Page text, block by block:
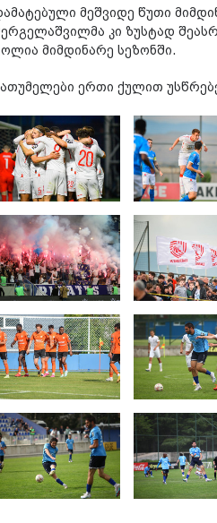
მეშვიდე წუთი
კი ზუსტად
მიმდინარე სეზონში.
ერთი ქულით